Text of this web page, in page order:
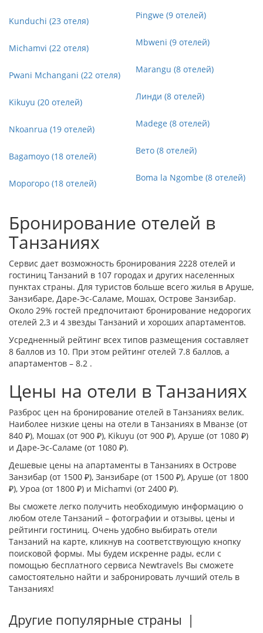
Kunduchi (23 отеля)
Michamvi (22 отеля)
Pwani Mchangani (22 отеля)
Kikuyu (20 отелей)
Nkoanrua (19 отелей)
Bagamoyo (18 отелей)
Морогоро (18 отелей)
Pingwe (9 отелей)
Mbweni (9 отелей)
Marangu (8 отелей)
Линди (8 отелей)
Madege (8 отелей)
Вето (8 отелей)
Boma la Ngombe (8 отелей)
Бронирование отелей в
Танзаниях
Сервис дает возможность бронирования 2228 отелей и
гостиниц Танзаний в 107 городах и других населенных
пунктах страны. Для туристов больше всего жилья в Аруше,
Занзибаре, Даре-Эс-Саламе, Мошах, Острове Занзибар.
Около 29% гостей предпочитают бронирование недорогих
отелей 2,3 и 4 звезды Танзаний и хороших апартаментов.
Усредненный рейтинг всех типов размещения составляет
8 баллов из 10. При этом рейтинг отелей 7.8 баллов, а
апартаментов – 8.2 .
Цены на отели в Танзаниях
Разброс цен на бронирование отелей в Танзаниях велик.
Наиболее низкие цены на отели в Танзаниях в Мванзе (от
840 ₽), Мошах (от 900 ₽), Kikuyu (от 900 ₽), Аруше (от 1080 ₽)
и Даре-Эс-Саламе (от 1080 ₽).
Дешевые цены на апартаменты в Танзаниях в Острове
Занзибар (от 1500 ₽), Занзибаре (от 1500 ₽), Аруше (от 1800
₽), Уроа (от 1800 ₽) и Michamvi (от 2400 ₽).
Вы сможете легко получить необходимую информацию о
любом отеле Танзаний – фотографии и отзывы, цены и
рейтинги гостиниц. Очень удобно выбирать отели
Танзаний на карте, кликнув на соответствующую кнопку
поисковой формы. Мы будем искренне рады, если с
помощью бесплатного сервиса Newtravels Вы сможете
самостоятельно найти и забронировать лучший отель в
Танзаниях!
Другие популярные страны |